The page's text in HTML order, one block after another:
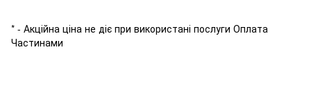
* - Акційна ціна не діє при використані послуги Оплата
Частинами